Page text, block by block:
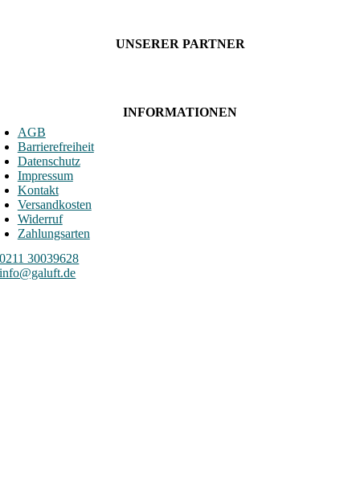
UNSERER PARTNER
INFORMATIONEN
AGB
Barrierefreiheit
Datenschutz
Impressum
Kontakt
Versandkosten
Widerruf
Zahlungsarten
0211 30039628
info@galuft.de